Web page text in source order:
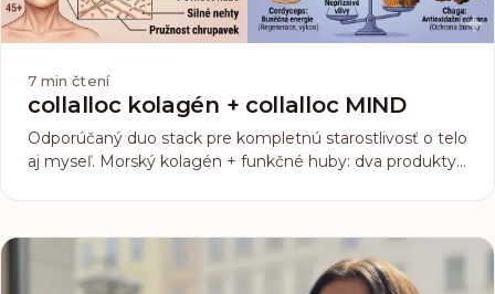
7 min čtení
collalloc kolagén + collalloc MIND
Odporúčaný duo stack pre kompletnú starostlivosť o telo
aj myseľ. Morský kolagén + funkčné huby: dva produkty,